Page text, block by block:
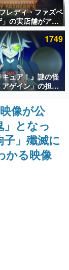
万以上！ などな
身の“殿堂入り”記
のエピソードをお
何か？を探ってい
は、〈試験問題〉
レディ・ファズベ
の実店舗がアメ
設「American
年オープン！
の共同開発、食
ステージショーや
ー体験も楽しめる
1749
キュア！』謎の怪
ゲイン」の担当
滉平さんと判
から始める異世
ー役、『ヒプノ
田三郎役など
像が公
となっ
」殲滅に
かる映像